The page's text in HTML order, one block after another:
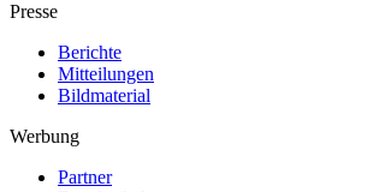
Presse
Berichte
Mitteilungen
Bildmaterial
Werbung
Partner